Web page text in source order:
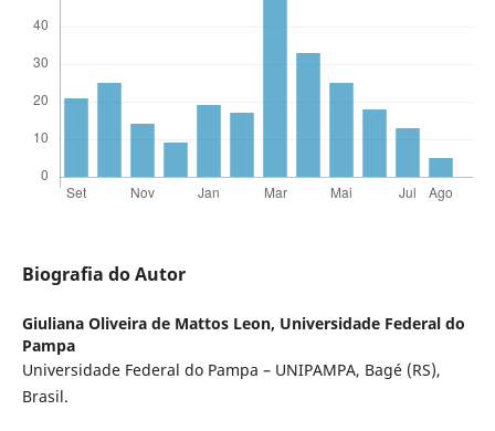
Biografia do Autor
Giuliana Oliveira de Mattos Leon, Universidade Federal do
Pampa
Universidade Federal do Pampa – UNIPAMPA, Bagé (RS),
Brasil.